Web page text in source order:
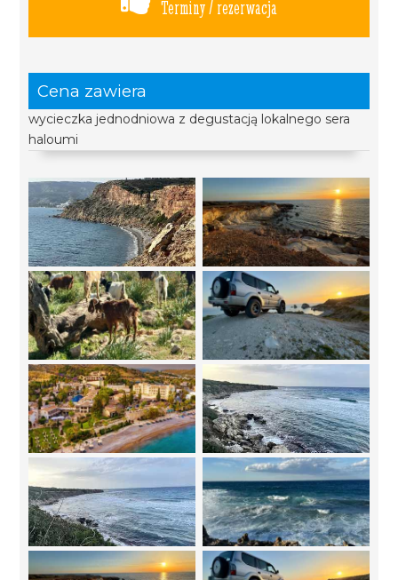
Terminy / rezerwacja
Cena zawiera
wycieczka jednodniowa z degustacją lokalnego sera
haloumi